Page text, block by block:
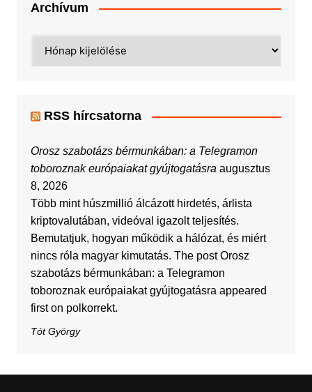
Archívum
RSS hírcsatorna
Orosz szabotázs bérmunkában: a Telegramon
toboroznak európaiakat gyújtogatásra augusztus
8, 2026
Több mint húszmillió álcázott hirdetés, árlista
kriptovalutában, videóval igazolt teljesítés.
Bemutatjuk, hogyan működik a hálózat, és miért
nincs róla magyar kimutatás. The post Orosz
szabotázs bérmunkában: a Telegramon
toboroznak európaiakat gyújtogatásra appeared
first on polkorrekt.
Tót György